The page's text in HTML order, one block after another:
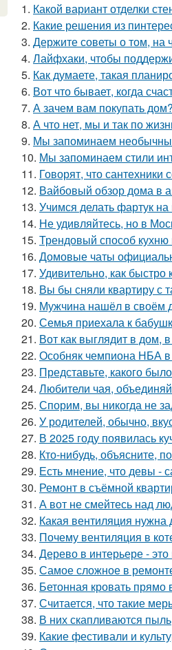
1. Какой вариант отделки
2. Какие решения из
3. Держите советы о том, на
4. Лайфхаки, чтобы
5. Как думаете, такая
6. Вот что бывает, когда
7. А зачем вам покупать дом?
8. А что нет, мы и так по
9. Мы запоминаем
10. Мы запоминаем стили
11. Говорят, что сантехники
12. Вайбовый обзор дома в
13. Учимся делать фартук
14. Не удивляйтесь, но в
15. Трендовый способ кухню
16. Домовые чаты
17. Удивительно, как быстро
18. Вы бы сняли квартиру с
19. Мужчина нашёл в своём
20. Семья приехала к
21. Вот как выглядит в дом,
22. Особняк чемпиона НБА
23. Представьте, какого
24. Любители чая,
25. Спорим, вы никогда не
26. У родителей, обычно,
27. В 2025 году появилась
28. Кто-нибудь, объясните,
29. Есть мнение, что девы -
30. Ремонт в съёмной
31. А вот не смейтесь над
32. Какая вентиляция нужна
33. Почему вентиляция в
34. Дерево в интерьере -
35. Самое сложное в
36. Бетонная кровать прямо
37. Считается, что такие
38. В них скапливаются
39. Какие фестивали и